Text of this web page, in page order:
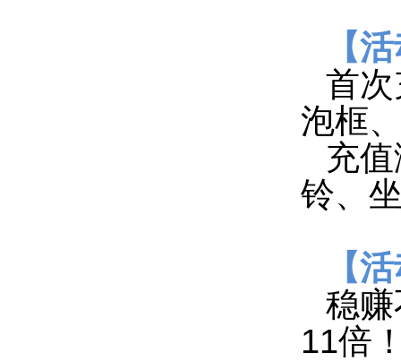
【
首
泡框
充
铃、
【
稳
11倍